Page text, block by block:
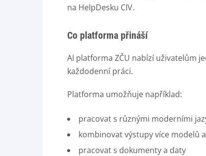
na HelpDesku CIV.
Co platforma přináší
AI platforma ZČU nabízí uživatelům
každodenní práci.
Platforma umožňuje například:
pracovat s různými moderními
kombinovat výstupy více modelů
pracovat s dokumenty a daty